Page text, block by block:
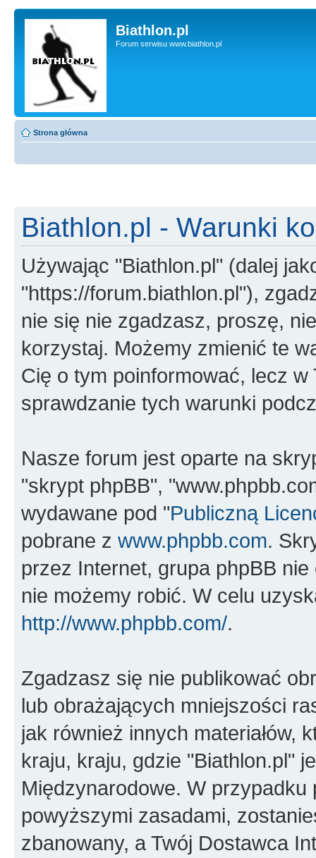
Biathlon.pl
Forum serwisu www.biathlon.pl
Strona główna
Biathlon.pl - Warunki
Używając "Biathlon.pl" (dalej
"https://forum.biathlon.pl"),
nie się nie zgadzasz, proszę,
korzystaj. Możemy zmienić te
Cię o tym poinformować, lecz
sprawdzanie tych warunki
Nasze forum jest oparte na
"skrypt phpBB",
wydawane pod "Publiczną
pobrane z www.phpbb.com.
przez Internet, grupa phpBB
nie możemy robić. W celu
http://www.phpbb.com/.
Zgadzasz się nie publikować
lub obrażających mniejszości
jak również innych materiałów,
kraju, kraju, gdzie "Biathlon.pl"
Międzynarodowe. W
powyższymi zasadami,
zbanowany, a Twój Dostawca